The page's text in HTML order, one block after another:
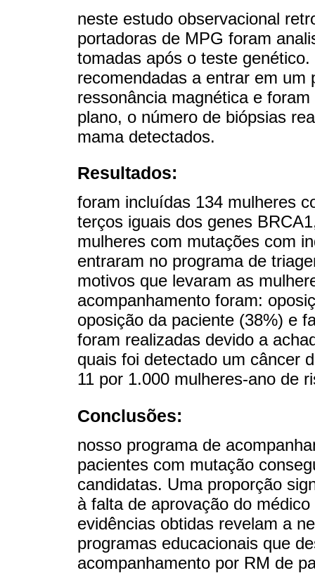
neste estudo observacional
portadoras de MPG foram
tomadas após o teste
recomendadas a entrar em um
ressonância magnética e
plano, o número de biópsias
mama detectados.
Resultados:
foram incluídas 134 mulheres
terços iguais dos genes
mulheres com mutações com
entraram no programa de
motivos que levaram as
acompanhamento foram:
oposição da paciente (38%) e
foram realizadas devido a
quais foi detectado um câncer
11 por 1.000 mulheres-ano de
Conclusões:
nosso programa de
pacientes com mutação
candidatas. Uma proporção
à falta de aprovação do
evidências obtidas revelam a
programas educacionais que
acompanhamento por RM de